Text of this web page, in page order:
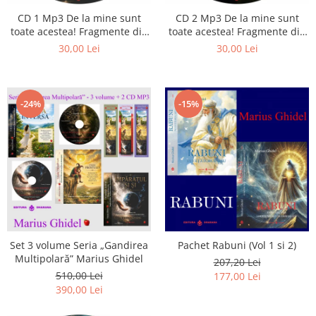
Literatura
Psihologie
Stiinta
CD 1 Mp3 De la mine sunt
toate acestea! Fragmente din
cărțile lui Marius Ghidel
30,00 Lei
CD 2 Mp3 De la mine sunt
toate acestea! Fragmente din
cărțile lui Marius Ghidel
30,00 Lei
-24%
Set 3 volume Seria „Gandirea
Multipolară” Marius Ghidel
510,00 Lei
390,00 Lei
-15%
Pachet Rabuni (Vol 1 si 2)
207,20 Lei
177,00 Lei